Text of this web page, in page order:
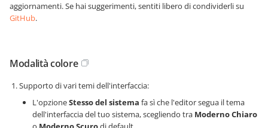
aggiornamenti. Se hai suggerimenti, sentiti libero di condividerli su
GitHub.
Modalità colore
Supporto di vari temi dell'interfaccia:
L'opzioneStesso del sistema fa sì che l'editor segua il tema
dell'interfaccia del tuo sistema, scegliendo tra Moderno Chiaro